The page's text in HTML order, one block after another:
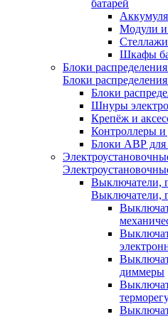
батарей
Модули и
Шкафы
Блоки
Блоки
Блоки
Шнуры
Крепёж и
Контроллеры и
Блоки АВР для
Выключатели,
Выключатели,
диммеры